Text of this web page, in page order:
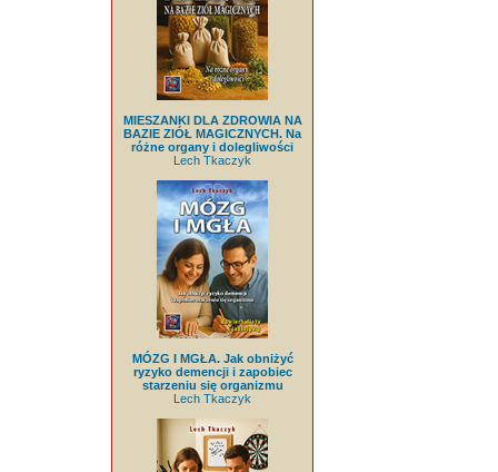
MIESZANKI DLA ZDROWIA NA
BAZIE ZIÓŁ MAGICZNYCH. Na
różne organy i dolegliwości
Lech Tkaczyk
MÓZG I MGŁA. Jak obniżyć
ryzyko demencji i zapobiec
starzeniu się organizmu
Lech Tkaczyk